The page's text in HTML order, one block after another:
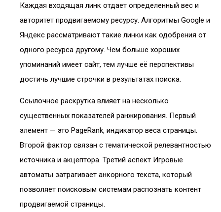
Каждая входящая линк отдает определенный вес и
авторитет продвигаемому ресурсу. Алгоритмы Google и
Яндекс рассматривают такие линки как одобрения от
одного ресурса другому. Чем больше хороших
упоминаний имеет сайт, тем лучше её перспективы
достичь лучшие строчки в результатах поиска.
Ссылочное раскрутка влияет на несколько
существенных показателей ранжирования. Первый
элемент — это PageRank, индикатор веса страницы.
Второй фактор связан с тематической релевантностью
источника и акцептора. Третий аспект Игровые
автоматы затрагивает анкорного текста, который
позволяет поисковым системам распознать контент
продвигаемой страницы.